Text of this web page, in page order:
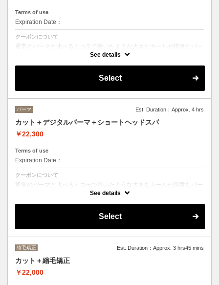
Terms of use
Expiration Date：
クーポンについて
通常のパーマと比べるとコテで巻いたような大きなカールが得意なパー
バーっと乾かすだけでパーマがしっかり出るのでお手入れも楽になりま
す。
使ったoone が自信を持っておすすめするヘッドスパです。
ヘッドスパの施術時間は４５分です。
See details
Select
パーマ Est. Duration：Approx. 4 hrs
カット＋デジタルパーマ＋ショートヘッドスパ
￥22,300
Terms of use
Expiration Date：
クーポンについて
通常のパーマと比べるとコテで巻いたような大きなカールが得意なパー
バーっと乾かすだけでパーマがしっかり出るのでお手入れも楽になりま
す。
See details
Select
縮毛矯正 Est. Duration：Approx. 3 hrs45 mins
カット＋縮毛矯正
￥22,000